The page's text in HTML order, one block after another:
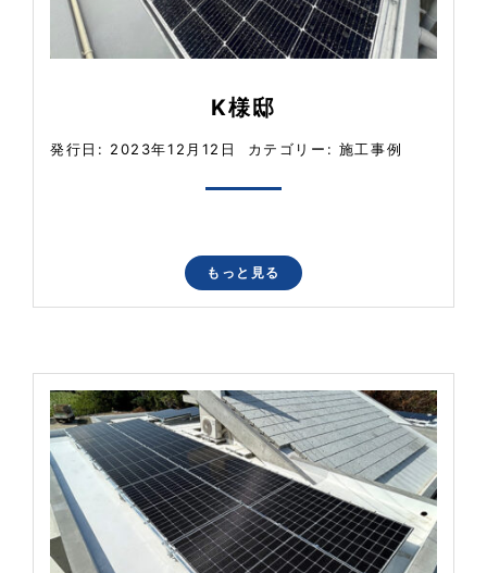
K様邸
発行日: 2023年12月12日 カテゴリー: 施工事例
もっと見る